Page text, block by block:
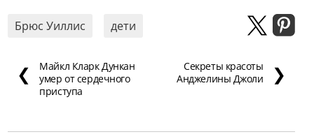
Брюс Уиллис дети
❮
Майкл Кларк Дункан
умер от сердечного
приступа
Секреты красоты
Анджелины Джоли
❯